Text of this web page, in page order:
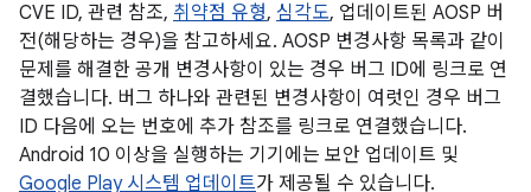
CVE ID, 관련 참조, 취약점 유형, 심각도, 업데이트된 AOSP 버
전(해당하는 경우)을 참고하세요. AOSP 변경사항 목록과 같이
문제를 해결한 공개 변경사항이 있는 경우 버그 ID에 링크로 연
결했습니다. 버그 하나와 관련된 변경사항이 여럿인 경우 버그
ID 다음에 오는 번호에 추가 참조를 링크로 연결했습니다.
Android 10 이상을 실행하는 기기에는 보안 업데이트 및
Google Play 시스템 업데이트가 제공될 수 있습니다.